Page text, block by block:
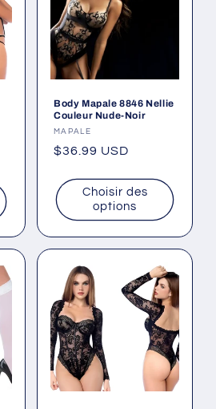
Body Mapale 8846 Nellie
Couleur Nude-Noir
Fournisseur :
MAPALE
Prix
$36.99 USD
Choisir des
options